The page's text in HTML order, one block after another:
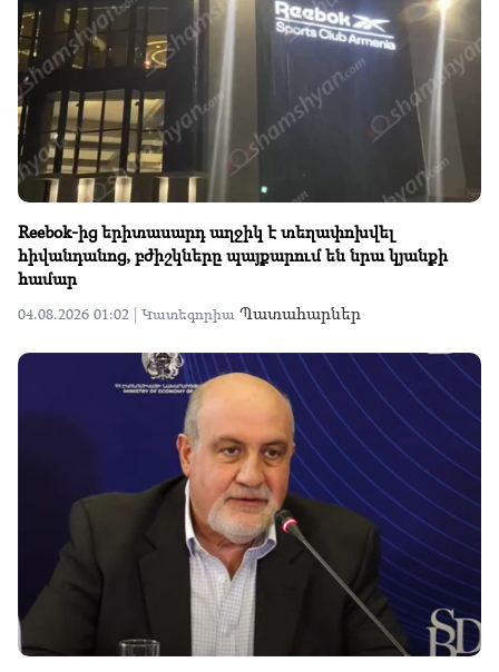
Reebok-ից երիտասարդ աղջիկ է տեղափոխվել
հիվանդանոց, բժիշկները պայքարում են նրա կյանքի
համար
04.08.2026 01:02 | Կատեգորիա Պատահարներ